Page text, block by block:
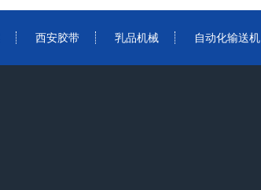
西安胶带 乳品机械 自动化输送机